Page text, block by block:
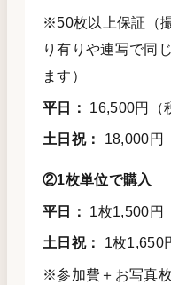
※50枚以上保証（
り有りや連写で同
ます）
平日： 16,500円（
土日祝： 18,000円
②1枚単位で購入
平日： 1枚1,500円
土日祝： 1枚1,650
※参加費＋お写真